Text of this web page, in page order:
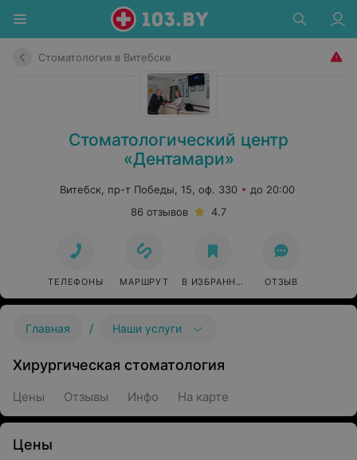
Стоматология в Витебске
Стоматологический центр
«Дентамари»
Витебск, пр-т Победы, 15, оф. 330
до 20:00
86 отзывов
4.7
ТЕЛЕФОНЫ МАРШРУТ В ИЗБРАННОЕ ОТЗЫВ
Главная / Наши услуги
Хирургическая стоматология
Цены Отзывы Инфо На карте
Цены